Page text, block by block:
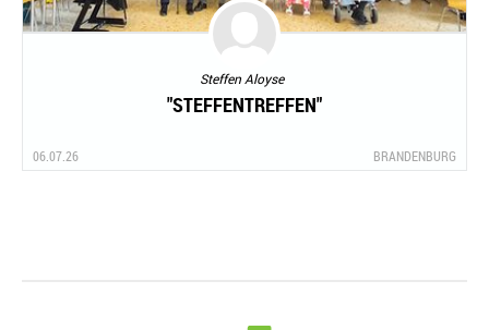
Steffen Aloyse
"STEFFENTREFFEN"
06.07.26 BRANDENBURG